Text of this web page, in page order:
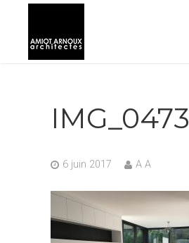
IMG_0473
6 juin 2017 A A